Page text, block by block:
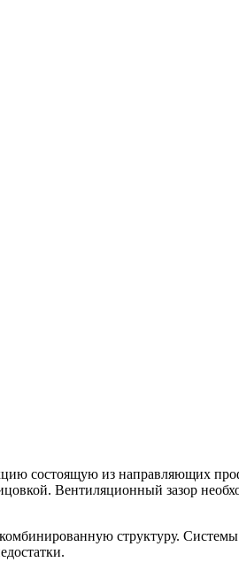
состоящую из направляющих
Вентиляционный зазор
структуру.